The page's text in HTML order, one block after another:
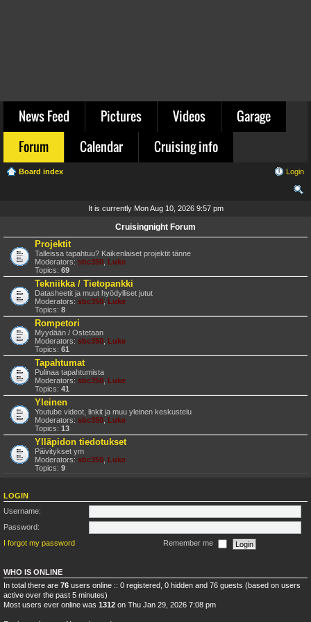
News Feed Pictures Videos
Garage
Forum
Calendar Cruising info
Board index Login
It is currently Mon Aug 10, 2026 9:57 pm
Cruisingnight Forum
Projektit
Talleissa tapahtuu? Kaikenlaiset projektit tänne
Moderators: sbc350 Luke
Topics: 69
Tekniikka / Tietopankki
Datasheetit ja muut hyödylliset jutut
Moderators: sbc350 Luke
Topics: 8
Rompetori
Myydään / Ostetaan
Moderators: sbc350 Luke
Topics: 61
Tapahtumat
Pulinaa tapahtumista
Moderators: sbc350 Luke
Topics: 41
Yleinen
Youtube videot, linkit ja muu yleinen keskustelu
Moderators: sbc350 Luke
Topics: 13
Ylläpidon tiedotukset
Päivitykset ym
Moderators: sbc350 Luke
Topics: 9
LOGIN
Username:
Password:
I forgot my password
Remember me
WHO IS ONLINE
In total there are 76 users online :: 0 registered, 0 hidden and 76 guests (based on users
active over the past 5 minutes)
Most users ever online was 1312 on Thu Jan 29, 2026 7:08 pm